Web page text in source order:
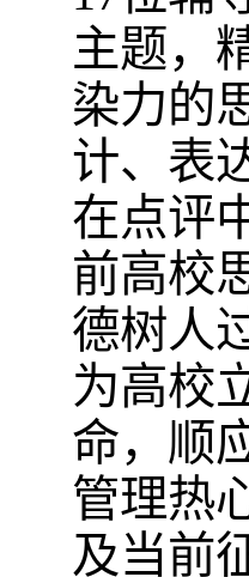
主题，
染力的
计、表
在点评
前高校
德树人
为高校
命，顺
管理热
及当前